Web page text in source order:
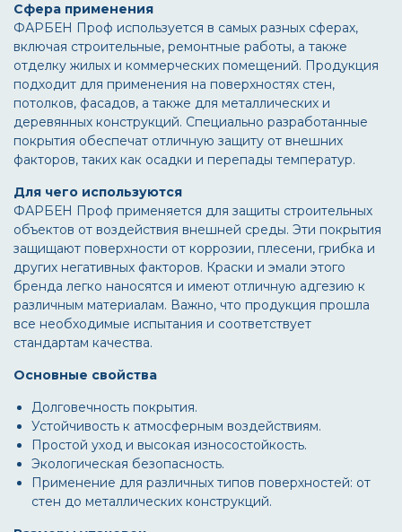
Сфера применения
ФАРБЕН Проф используется в самых разных сферах,
включая строительные, ремонтные работы, а также
отделку жилых и коммерческих помещений. Продукция
подходит для применения на поверхностях стен,
потолков, фасадов, а также для металлических и
деревянных конструкций. Специально разработанные
покрытия обеспечат отличную защиту от внешних
факторов, таких как осадки и перепады температур.
Для чего используются
ФАРБЕН Проф применяется для защиты строительных
объектов от воздействия внешней среды. Эти покрытия
защищают поверхности от коррозии, плесени, грибка и
других негативных факторов. Краски и эмали этого
бренда легко наносятся и имеют отличную адгезию к
различным материалам. Важно, что продукция прошла
все необходимые испытания и соответствует
стандартам качества.
Основные свойства
Долговечность покрытия.
Устойчивость к атмосферным воздействиям.
Простой уход и высокая износостойкость.
Экологическая безопасность.
Применение для различных типов поверхностей: от
стен до металлических конструкций.